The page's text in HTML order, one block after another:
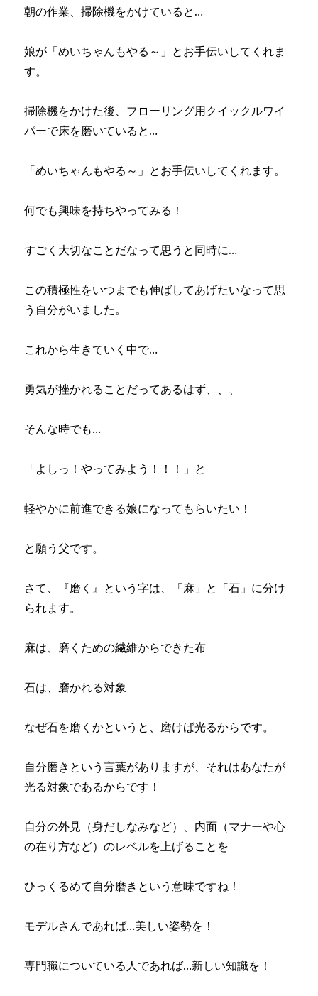
朝の作業、掃除機をかけていると…
娘が「めいちゃんもやる～」とお手伝いしてくれま
す。
掃除機をかけた後、フローリング用クイックルワイ
パーで床を磨いていると…
「めいちゃんもやる～」とお手伝いしてくれます。
何でも興味を持ちやってみる！
すごく大切なことだなって思うと同時に…
この積極性をいつまでも伸ばしてあげたいなって思
う自分がいました。
これから生きていく中で…
勇気が挫かれることだってあるはず、、、
そんな時でも…
「よしっ！やってみよう！！！」と
軽やかに前進できる娘になってもらいたい！
と願う父です。
さて、『磨く』という字は、「麻」と「石」に分け
られます。
麻は、磨くための繊維からできた布
石は、磨かれる対象
なぜ石を磨くかというと、磨けば光るからです。
自分磨きという言葉がありますが、それはあなたが
光る対象であるからです！
自分の外見（身だしなみなど）、内面（マナーや心
の在り方など）のレベルを上げることを
ひっくるめて自分磨きという意味ですね！
モデルさんであれば…美しい姿勢を！
専門職についている人であれば…新しい知識を！